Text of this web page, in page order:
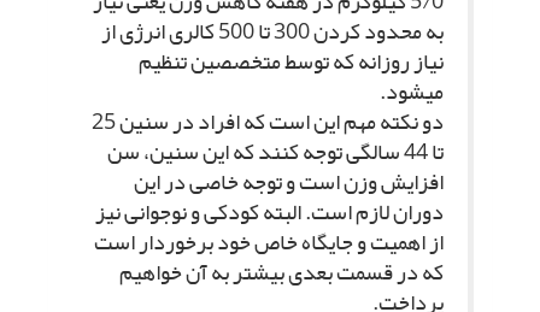
به محدود کردن 300 تا 500 کالرى انرژى از
نیاز روزانه که توسط متخصصین تنظیم
مى‏شود.
دو نکته مهم این است که افراد در سنین 25
تا 44 سالگى توجه کنند که این سنین، سن
افزایش وزن است و توجه خاصى در این
دوران لازم است. البته کودکى و نوجوانى نیز
از اهمیت و جایگاه خاص خود برخوردار است
که در قسمت بعدى بیشتر به آن خواهیم
پرداخت.